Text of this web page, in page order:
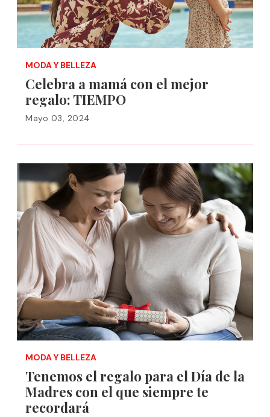
MODA Y BELLEZA
Celebra a mamá con el mejor
regalo: TIEMPO
Mayo 03, 2024
MODA Y BELLEZA
Tenemos el regalo para el Día de la
Madres con el que siempre te
recordará